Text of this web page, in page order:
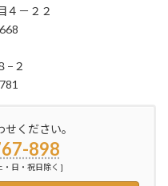
４－２２
−２
ください。
898
日・祝日除く ]